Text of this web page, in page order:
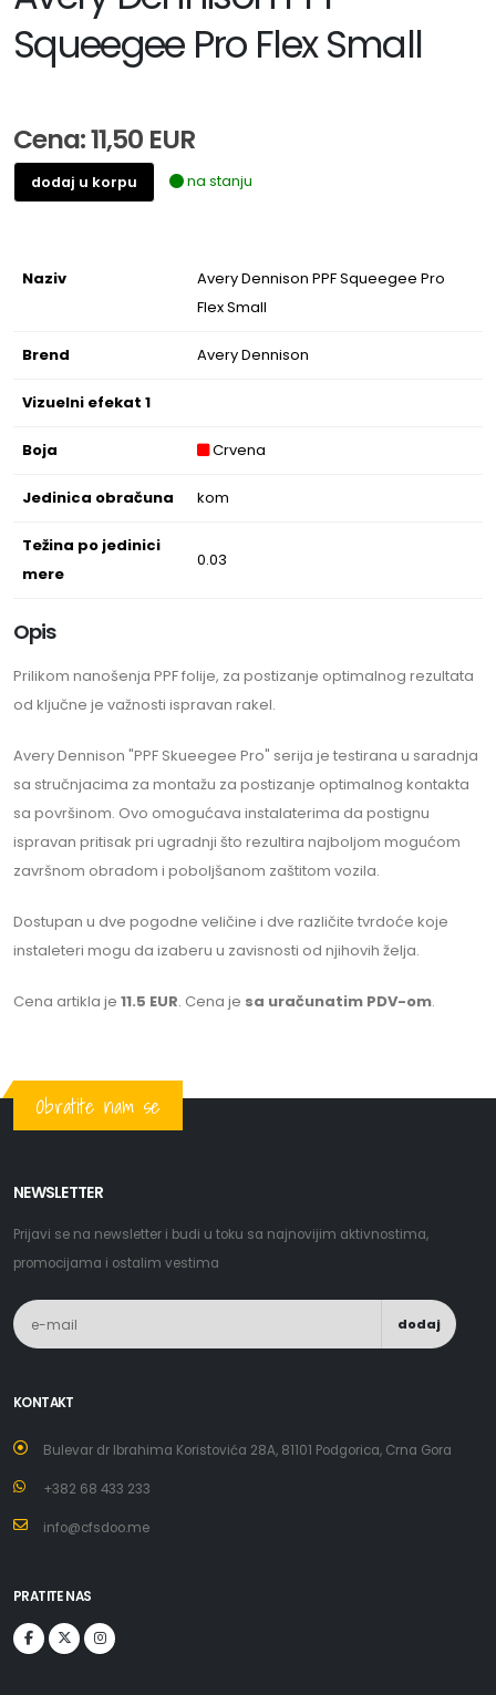
Squeegee Pro Flex Small
Cena: 11,50 EUR
dodaj u korpu na stanju
Naziv
Avery Dennison PPF Squeegee Pro
Flex Small
Brend Avery Dennison
Vizuelni efekat 1
Boja Crvena
Jedinica obračuna kom
Težina po jedinici
mere
0.03
Opis
Prilikom nanošenja PPF folije, za postizanje optimalnog rezultata
od ključne je važnosti ispravan rakel.
Avery Dennison "PPF Skueegee Pro" serija je testirana u saradnja
sa stručnjacima za montažu za postizanje optimalnog kontakta
sa površinom. Ovo omogućava instalaterima da postignu
ispravan pritisak pri ugradnji što rezultira najboljom mogućom
završnom obradom i poboljšanom zaštitom vozila.
Dostupan u dve pogodne veličine i dve različite tvrdoće koje
instaleteri mogu da izaberu u zavisnosti od njihovih želja.
Cena artikla je 11.5 EUR. Cena je sa uračunatim PDV-om.
Obratite nam se
NEWSLETTER
Prijavi se na newsletter i budi u toku sa najnovijim aktivnostima,
promocijama i ostalim vestima
dodaj
KONTAKT
Bulevar dr Ibrahima Koristovića 28A, 81101 Podgorica, Crna Gora
+382 68 433 233
info@cfsdoo.me
PRATITE NAS